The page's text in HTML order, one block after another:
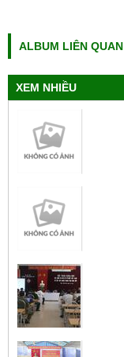
ALBUM LIÊN QUAN
XEM NHIỀU